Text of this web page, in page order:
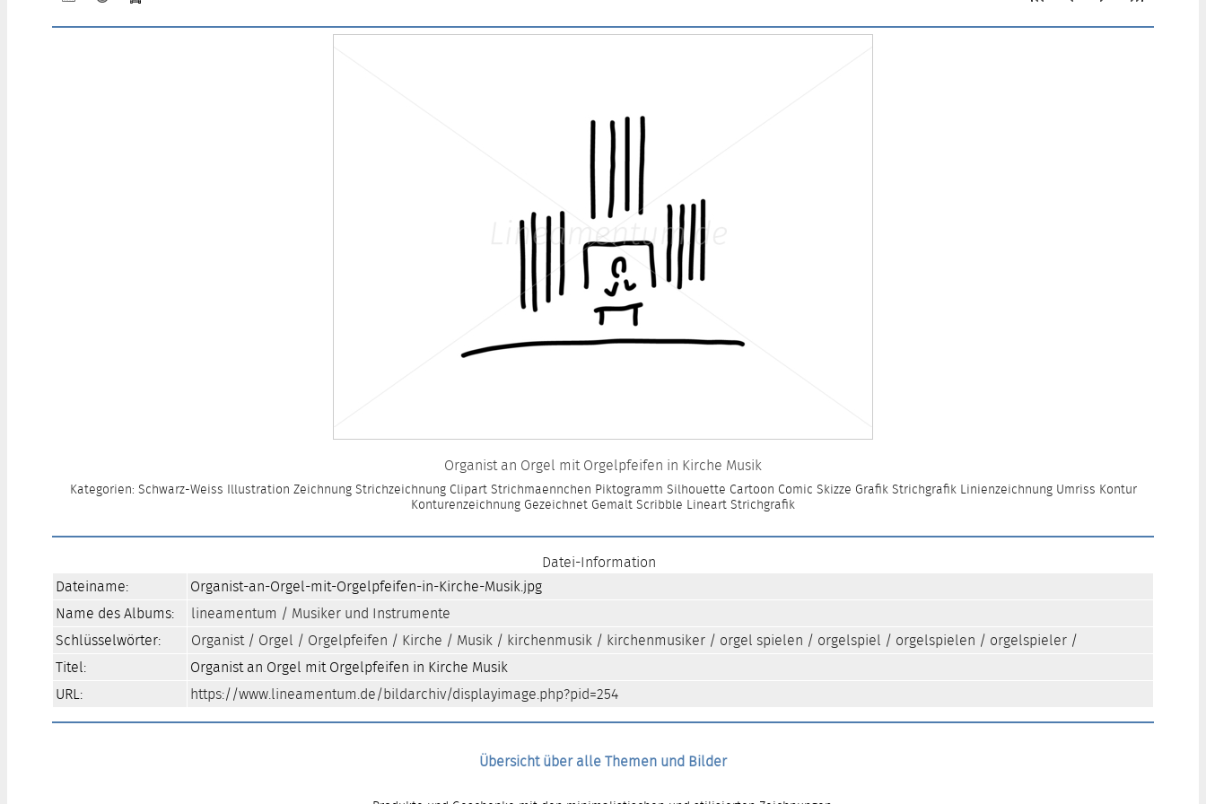
Organist an Orgel mit Orgelpfeifen in Kirche Musik
Kategorien: Schwarz-Weiss Illustration Zeichnung Strichzeichnung Clipart Strichmaennchen Piktogramm Silhouette Cartoon Comic Skizze Grafik Strichgrafik Linienzeichnung Umriss Kontur
Konturenzeichnung Gezeichnet Gemalt Scribble Lineart Strichgrafik
Datei-Information
Dateiname:
Organist-an-Orgel-mit-Orgelpfeifen-in-Kirche-Musik.jpg
Name des Albums:
lineamentum / Musiker und Instrumente
Schlüsselwörter:
Organist/ Orgel / Orgelpfeifen / Kirche / Musik / kirchenmusik / kirchenmusiker / orgel spielen / orgelspiel / orgelspielen / orgelspieler /
Titel:
Organist an Orgel mit Orgelpfeifen in Kirche Musik
URL:
https://www.lineamentum.de/bildarchiv/displayimage.php?pid=254
Übersicht über alle Themen und Bilder